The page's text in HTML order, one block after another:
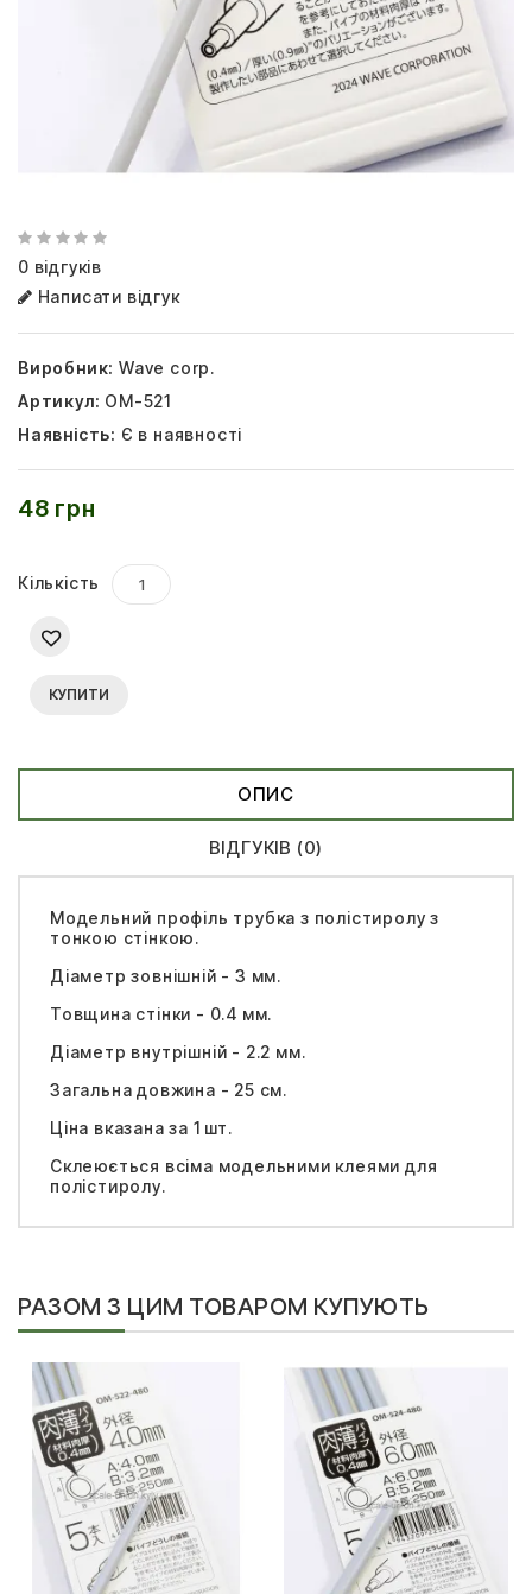
0 відгуків
Написати відгук
Виробник: Wave corp.
Артикул: OM-521
Наявність: Є в наявності
48 грн
Кількість
КУПИТИ
ОПИС
ВІДГУКІВ (0)
Модельний профіль трубка з полістиролу з
тонкою стінкою.
Діаметр зовнішній - 3 мм.
Товщина стінки - 0.4 мм.
Діаметр внутрішній - 2.2 мм.
Загальна довжина - 25 см.
Ціна вказана за 1 шт.
Склеюється всіма модельними клеями для
полістиролу.
РАЗОМ З ЦИМ ТОВАРОМ КУПУЮТЬ